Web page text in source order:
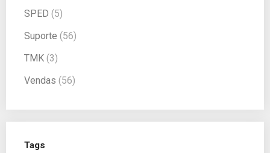
SPED (5)
Suporte (56)
TMK (3)
Vendas (56)
Tags